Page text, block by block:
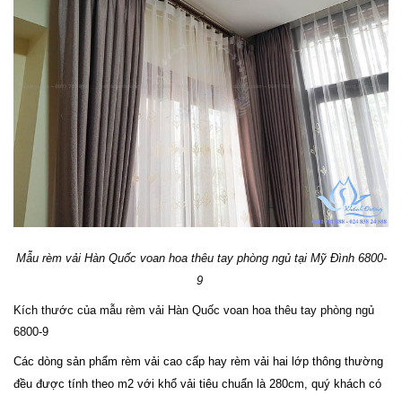
Mẫu rèm vải Hàn Quốc voan hoa thêu tay phòng ngủ tại Mỹ Đình 6800-
9
Kích thước của mẫu rèm vải Hàn Quốc voan hoa thêu tay phòng ngủ
6800-9
Các dòng sản phẩm rèm vải cao cấp hay rèm vải hai lớp thông thường
đều được tính theo m2 với khổ vải tiêu chuẩn là 280cm, quý khách có